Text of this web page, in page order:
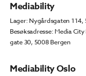
Mediability
Lager: Nygårdsgaten 114,
Besøksadresse: Media
gate 30, 5008 Bergen
Mediability Oslo